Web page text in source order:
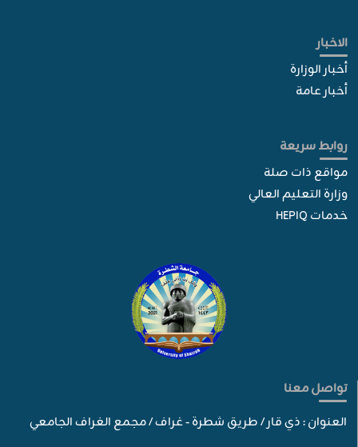
الاخبار
أخبار الوزارة
أخبار عامة
روابط سريعة
مواقع ذات صلة
وزارة التعليم العالي
خدمات HEPIQ
تواصل معنا
العنوان : ذي قار / طريق شطرة - غراف / مجمع الغراف الجامعي